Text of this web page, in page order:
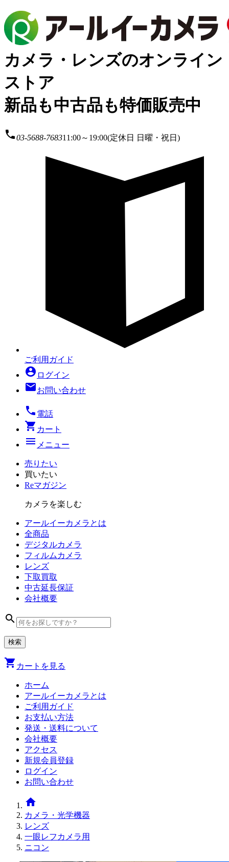
カメラ・レンズのオンライン
ストア
新品も中古品も特価販売中
local_phone03-5688-768311:00～19:00(定休日 日曜・祝日)
ご利用ガイド
account_circle ログイン
mailお問い合わせ
local_phone 電話
shopping_cart カート
menu メニュー
売りたい
買いたい
Reマガジン
カメラを楽しむ
アールイーカメラとは
全商品
デジタルカメラ
フィルム カメラ
レンズ
下取買取
中古延長保証
会社概要
search
shopping_cart カートを見る
ホーム
アールイーカメラとは
ご利用ガイド
お支払い方法
発送・送料について
会社概要
アクセス
新規会員登録
ログイン
お問い合わせ
home
カメラ・光学機器
レンズ
一眼レフカメラ用
ニコン